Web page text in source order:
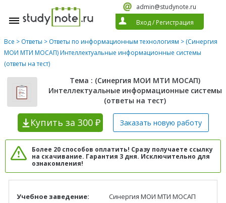
admin@studynote.ru
Вход/ Регистрация
Все > Ответы > Ответы по информационным технологиям > (Синергия
МОИ МТИ МОСАП) Интеллектуальные информационные системы
(ответы на тест)
Тема : (Синергия МОИ МТИ МОСАП)
Интеллектуальные информационные системы
(ответы на тест)
Купить за 300 ₽ Заказать новую работу
Более 20 способов оплатить! Сразу получаете ссылку
на скачивание. Гарантия 3 дня. Исключительно для
ознакомления!
Учебное заведение:
Синергия МОИ МТИ МОСАП